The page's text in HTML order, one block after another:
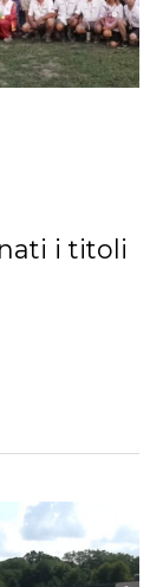
i titoli